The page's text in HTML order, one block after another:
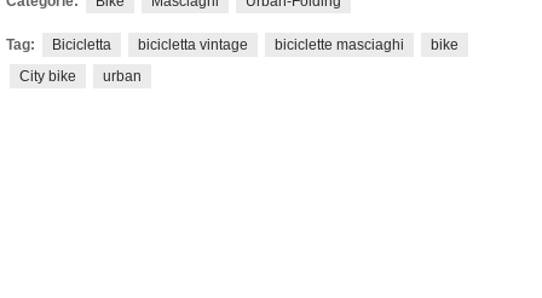
Tag: Bicicletta bicicletta vintage biciclette masciaghi
bike
City bike
urban